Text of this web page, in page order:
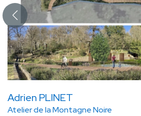
Adrien PLINET
Atelier de la Montagne Noire